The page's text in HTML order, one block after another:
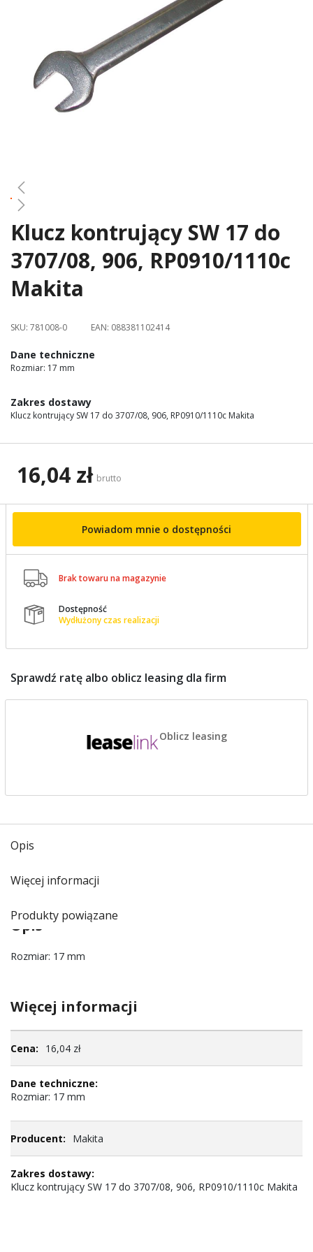
Skip
the
beginning
of
images
Klucz kontrujący SW 17 do
3707/08, 906, RP0910/1110c
Makita
SKU: 781008-0 EAN: 088381102414
Dane techniczne
Rozmiar: 17 mm
Zakres dostawy
Klucz kontrujący SW 17 do 3707/08, 906, RP0910/1110c Makita
16,04 zł brutto
Powiadom mnie o dostępności
 Brak towaru na magazynie

Dostępność
Wydłużony czas realizacji
Sprawdź ratę albo oblicz leasing dla firm
Oblicz leasing
Opis
Więcej informacji
Produkty powiązane
Opis
Rozmiar: 17 mm
Więcej informacji
informacji16,04 zł
Rozmiar: 17 mm
Makita
Klucz kontrujący SW 17 do 3707/08, 906, RP0910/1110c Makita